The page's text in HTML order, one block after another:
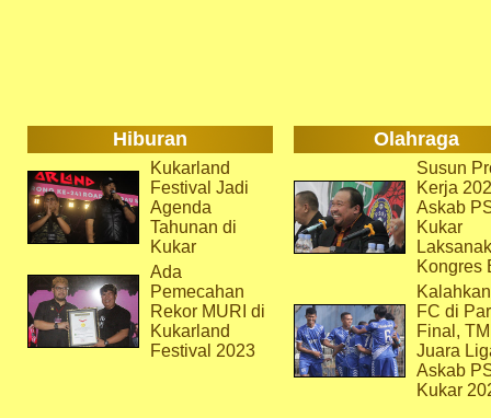
Hiburan Olahraga
Kukarland
Festival Jadi
Agenda
Tahunan di
Kukar
Ada
Pemecahan
Rekor MURI di
Kukarland
Festival 2023
Susun
Kerja
Askab
Kukar
Kongres
FC di
Final,
Juara
Askab
Kukar